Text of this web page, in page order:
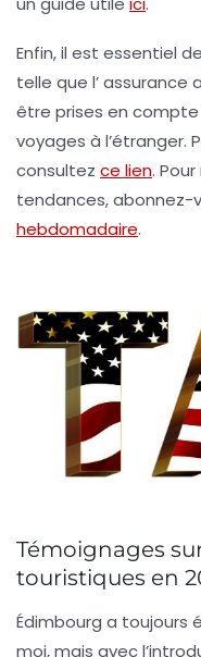
Enfin, il est essentiel
telle que l’assurance
être prises en compte
voyages à l’étranger.
consultez ce lien.
tendances, abonnez-
hebdomadaire.
Témoignages
touristiques en
Édimbourg a toujours
moi, mais avec